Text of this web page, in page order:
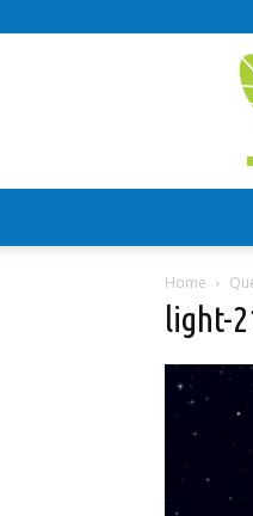
Home
light-